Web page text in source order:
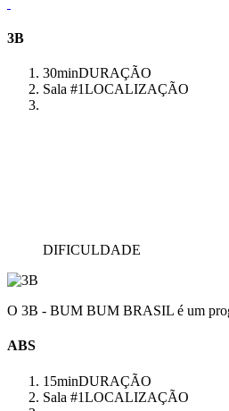
3B
30minDURAÇÃO
Sala #1LOCALIZAÇÃO
DIFICULDADE
O 3B - BUM BUM BRASIL é um
ABS
15minDURAÇÃO
Sala #1LOCALIZAÇÃO